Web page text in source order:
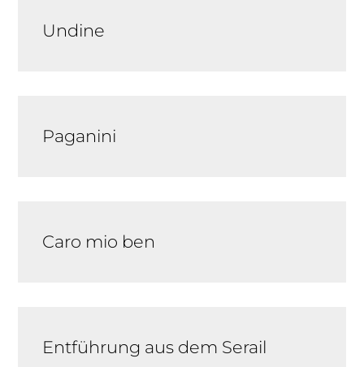
Undine
Paganini
Caro mio ben
Entführung aus dem Serail